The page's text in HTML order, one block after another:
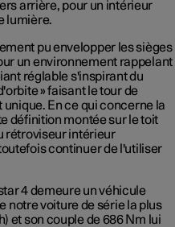
arrière, pour un intérieur
lumière.
pu envelopper les sièges
un environnement rappelant
réglable s'inspirant du
» faisant le tour de
En ce qui concerne la
définition montée sur le toit
rétroviseur intérieur
continuer de l'utiliser
4 demeure un véhicule
notre voiture de série la plus
et son couple de 686 Nm lui